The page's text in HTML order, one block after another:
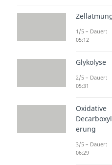
zur
Atmung
1/5 – Dauer:
05:12
Glykolyse
2/5 – Dauer:
05:31
Oxidative
erung
3/5 – Dauer:
06:29